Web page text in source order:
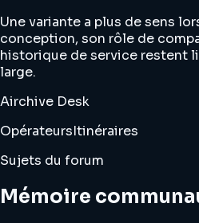
Une variante a plus de sens
conception, son rôle de
historique de service restent
large.
Airchive Desk
OpérateursItinéraires
Sujets du forum
Mémoire